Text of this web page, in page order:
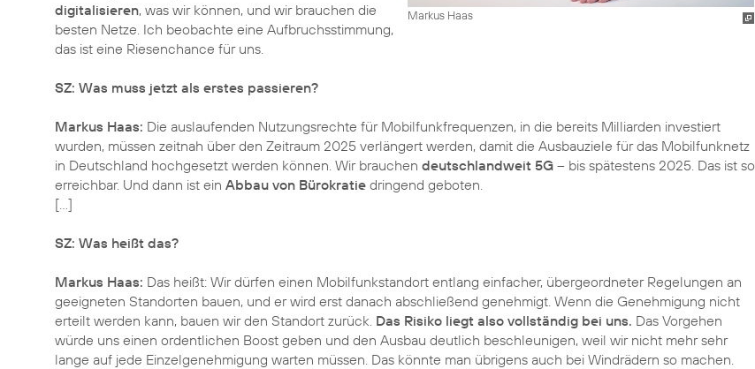
Markus Haas
digitalisieren, was wir können, und wir brauchen die
besten Netze. Ich beobachte eine Aufbruchsstimmung,
das ist eine Riesenchance für uns.
SZ: Was muss jetzt als erstes passieren?
Markus Haas: Die auslaufenden Nutzungsrechte für Mobilfunkfrequenzen, in die bereits Milliarden investiert
wurden, müssen zeitnah über den Zeitraum 2025 verlängert werden, damit die Ausbauziele für das Mobilfunknetz
in Deutschland hochgesetzt werden können. Wir brauchen deutschlandweit 5G – bis spätestens 2025. Das ist so
erreichbar. Und dann ist ein Abbau von Bürokratie dringend geboten.
[…]
SZ: Was heißt das?
Markus Haas: Das heißt: Wir dürfen einen Mobilfunkstandort entlang einfacher, übergeordneter Regelungen an
geeigneten Standorten bauen, und er wird erst danach abschließend genehmigt. Wenn die Genehmigung nicht
erteilt werden kann, bauen wir den Standort zurück. Das Risiko liegt also vollständig bei uns. Das Vorgehen
würde uns einen ordentlichen Boost geben und den Ausbau deutlich beschleunigen, weil wir nicht mehr sehr
lange auf jede Einzelgenehmigung warten müssen. Das könnte man übrigens auch bei Windrädern so machen.